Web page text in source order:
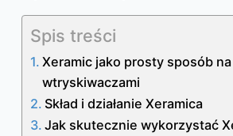
Spis treści
Xeramic jako prosty sposób
wtryskiwaczami
Skład i działanie Xeramica
Jak skutecznie wykorzystać